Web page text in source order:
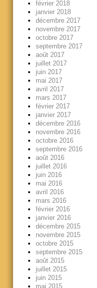
février 2018
janvier 2018
décembre 2017
novembre 2017
octobre 2017
septembre 2017
août 2017
juillet 2017
juin 2017
mai 2017
avril 2017
mars 2017
février 2017
janvier 2017
décembre 2016
novembre 2016
octobre 2016
septembre 2016
août 2016
juillet 2016
juin 2016
mai 2016
avril 2016
mars 2016
février 2016
janvier 2016
décembre 2015
novembre 2015
octobre 2015
septembre 2015
août 2015
juillet 2015
juin 2015
mai 2015